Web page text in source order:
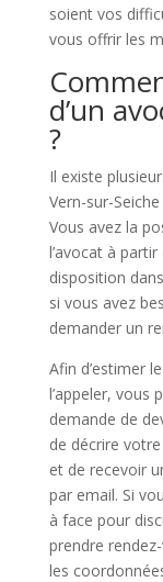
soient vos
vous offrir les
d’un
?
Il existe
Vern-sur-
Vous avez la
l’avocat à
disposition
si vous avez
demander un
Afin d’estimer
l’appeler, vous
demande de
de décrire
et de recevoir
par email. Si
à face pour
prendre
les